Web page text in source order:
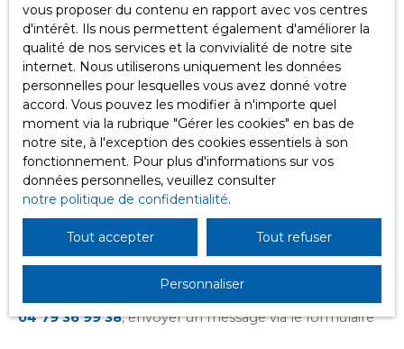
Ailleurs Immobilierest uneagence immobilière à
Chambéry, au2 bis rue de Boigne. Forts d’une
connaissance approfondie du marché local, nous
proposons une gamme variée de biens immobiliers,
incluant des terrains constructibles, des appartements,
des maisons, des locaux professionnels et des garages.
L’équipe d’Ailleurs Immobilier sélectionne des biens de
qualité pour répondre à vos besoins et à vos
préférences.
Que vous souhaitiez acheter, vendre ou louer un bien,
Ailleurs Immobilier vous accompagne à chaque étape
de votre projet, en assurant une visibilité optimale de
votre bien et en offrant un accompagnement sur
04 79 36 99 38, envoyer un message via le formulaire
vous proposer du contenu en rapport avec vos centres
d'intérêt. Ils nous permettent également d'améliorer la
qualité de nos services et la convivialité de notre site
internet. Nous utiliserons uniquement les données
personnelles pour lesquelles vous avez donné votre
accord. Vous pouvez les modifier à n'importe quel
moment via la rubrique ″Gérer les cookies″ en bas de
notre site, à l'exception des cookies essentiels à son
fonctionnement. Pour plus d'informations sur vos
données personnelles, veuillez consulter
notre politique de confidentialité.
Tout accepter Tout refuser
Personnaliser